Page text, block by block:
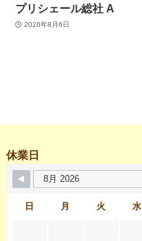
プリシェール総社 A
2026年8月6日
休業日
日 月 火 水